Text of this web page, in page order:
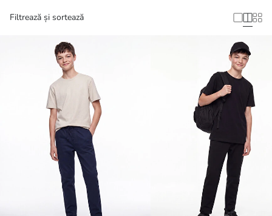
Filtrează și sortează